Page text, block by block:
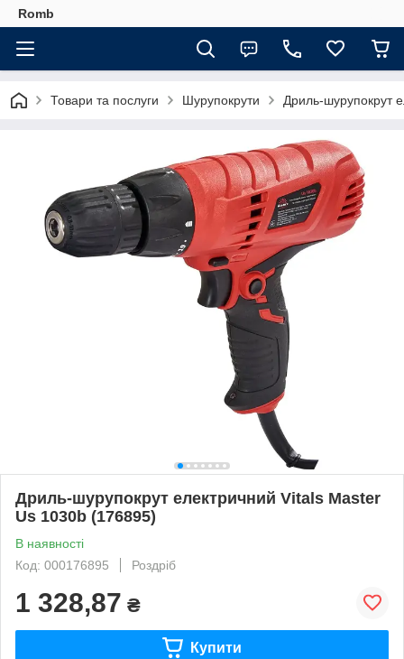
Romb
Товари та послуги Шурупокрути Дриль-шурупокрут
Дриль-шурупокрут електричний Vitals Master
Us 1030b (176895)
В наявності
Код: 000176895
Роздріб
1 328,87 ₴
Купити